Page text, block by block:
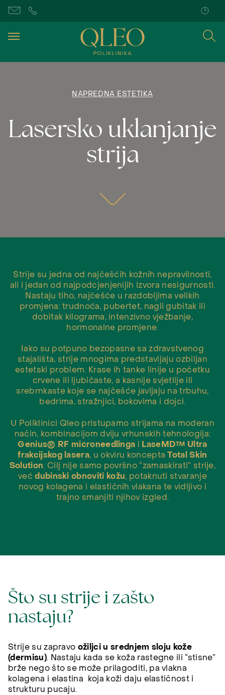
NAPREDNA ESTETIKA
Lasersko uklanjanje
strija
Strije su jedna od najčešćih kožnih nepravilnosti,
ali i jedan od najpodcjenjenijih izvora nesigurnosti.
Nastaju tiho, najčešće u razdobljima velikih
promjena: trudnoća, pubertet, nagli gubitak ili
dobitak kilograma, intenzivno vježbanje,
hormonalne promjene.
Iako su potpuno bezopasne sa zdravstvenog
stajališta, strije mnogima predstavljaju ozbiljan
estetski problem. Krase ih tanke linije u početku
crvene ili ljubičaste, a kasnije svjetlije ili
srebrnkaste koje se najčešće javljaju na trbuhu,
bedrima, stražnjici, bokovima i dojci.
U Poliklinici Qleo pristupamo strijama na moderan
način, kombinacijom dviju vrhunskih tehnologija:
Genius® RF microneedlinga i LaseMD™ Ultra
frakcijskog lasera, u okviru konceptaTotal Skin
Solution. Cilj nije samo površno “zamaskirati” strije,
većdubinski obnoviti kožu, potaknuti stvaranje
novog kolagena i elastičnih vlakana te vidljivo i
trajno smanjiti njihov izgled.
Što su strije i zašto
nastaju?
Strije su zapravo ožiljci u srednjem sloju kože
(dermisu). Nastaju kada se koža rastegne ili “stisne”
brže nego što se može prilagoditi, pa vlakna
kolagena i elastina koja koži daju elastičnost i
strukturu pucaju.